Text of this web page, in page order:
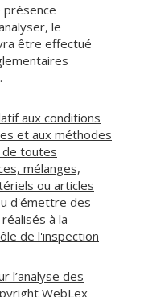
présence
le
être effectué
aux conditions
et aux méthodes
toutes
mélanges,
ou articles
d'émettre des
à la
de l'inspection
l’analyse des
WebLex